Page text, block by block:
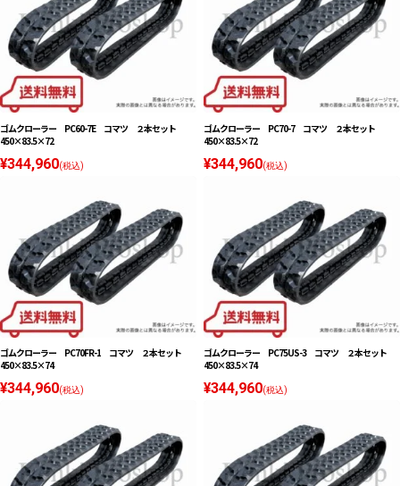
ゴムクローラー PC60-7E コマツ ２本セット
450×83.5×72
¥344,960(税込)
ゴムクローラー PC70-7 コマツ ２本セット
450×83.5×72
¥344,960(税込)
ゴムクローラー PC70FR-1 コマツ ２本セット
450×83.5×74
¥344,960(税込)
ゴムクローラー PC75US-3 コマツ ２本セット
450×83.5×74
¥344,960(税込)